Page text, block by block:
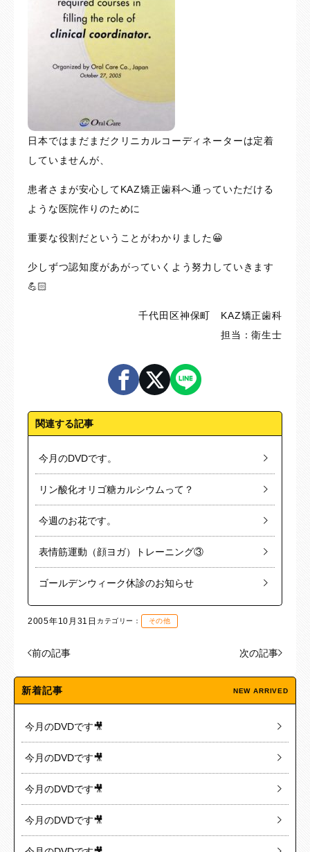
日本ではまだまだクリニカルコーディネーターは定着
していませんが、
患者さまが安心してKAZ矯正歯科へ通っていただける
ような医院作りのために
重要な役割だということがわかりました😀
少しずつ認知度があがっていくよう努力していきます
💪🏻
千代田区神保町 KAZ矯正歯科
担当：衛生士
関連する記事
今月のDVDです。
リン酸化オリゴ糖カルシウムって？
今週のお花です。
表情筋運動（顔ヨガ）トレーニング③
ゴールデンウィーク休診のお知らせ
2005年10月31日 カテゴリー： その他
前の記事 次の記事
新着記事 NEW ARRIVED
今月のDVDです🎥
今月のDVDです🎥
今月のDVDです🎥
今月のDVDです🎥